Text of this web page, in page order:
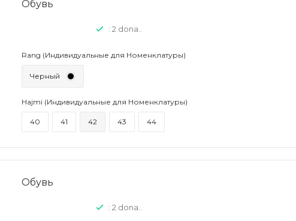
Обувь
: 2 dona..
Rang (Индивидуальные для Номенклатуры)
Черный
Hajmi (Индивидуальные для Номенклатуры)
40 41 42 43 44
Обувь
: 2 dona..